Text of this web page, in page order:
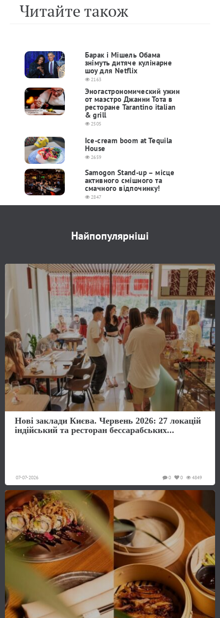
Читайте також
Барак і Мішель Обама
знімуть дитяче кулінарне
шоу для Netflix
2163
Эногастрономический ужин
от маэстро Джанни Тота в
ресторане Tarantino italian
& grill
2505
Ice-cream boom at Tequila
House
2659
Samogon Stand-up – місце
активного смішного та
смачного відпочинку!
2847
Найпопулярніші
Нові заклади Києва. Червень 2026: 27 локацій
індійський та ресторан бессарабських...
07-07-2026 4849
0
0